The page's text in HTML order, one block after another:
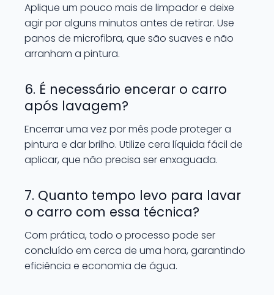
Aplique um pouco mais de limpador e deixe
agir por alguns minutos antes de retirar. Use
panos de microfibra, que são suaves e não
arranham a pintura.
6. É necessário encerar o carro
após lavagem?
Encerrar uma vez por mês pode proteger a
pintura e dar brilho. Utilize cera líquida fácil de
aplicar, que não precisa ser enxaguada.
7. Quanto tempo levo para lavar
o carro com essa técnica?
Com prática, todo o processo pode ser
concluído em cerca de uma hora, garantindo
eficiência e economia de água.